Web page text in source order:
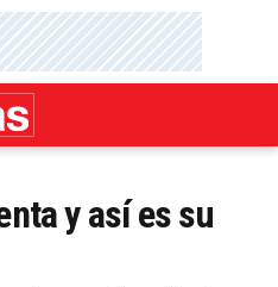
y así es su